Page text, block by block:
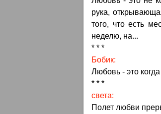
рука,
того, что есть
неделю, на...
* * *
Бобик:
Любовь - это
* * *
света:
Полет любви